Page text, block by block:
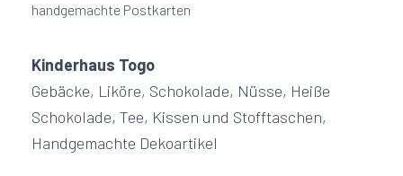
handgemachte Postkarten
Kinderhaus Togo
Gebäcke, Liköre, Schokolade, Nüsse, Heiße
Schokolade, Tee, Kissen und Stofftaschen,
Handgemachte Dekoartikel